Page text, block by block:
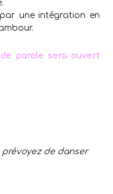
une intégration en
parole sera ouvert
de danser